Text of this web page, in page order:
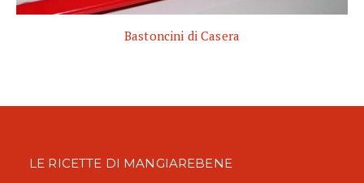
Bastoncini di Casera
LE RICETTE DI MANGIAREBENE